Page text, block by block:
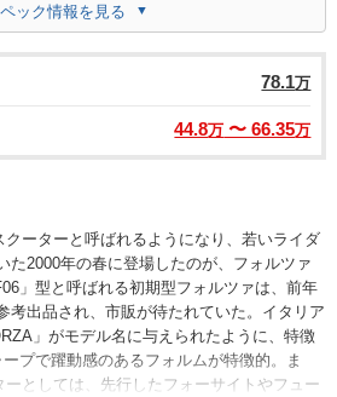
ック情報を見る
78.1万
44.8万 〜 66.35万
ーターと呼ばれるようになり、若いライダ
た2000年の春に登場したのが、フォルツァ
」型と呼ばれる初期型フォルツァは、前年
考出品され、市販が待たれていた。イタリア
」がモデル名に与えられたように、特徴
プで躍動感のあるフォルムが特徴的。ま
としては、先行したフォーサイトやフュー